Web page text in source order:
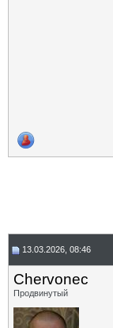
13.03.2026, 08:46
Chervonec
Продвинутый